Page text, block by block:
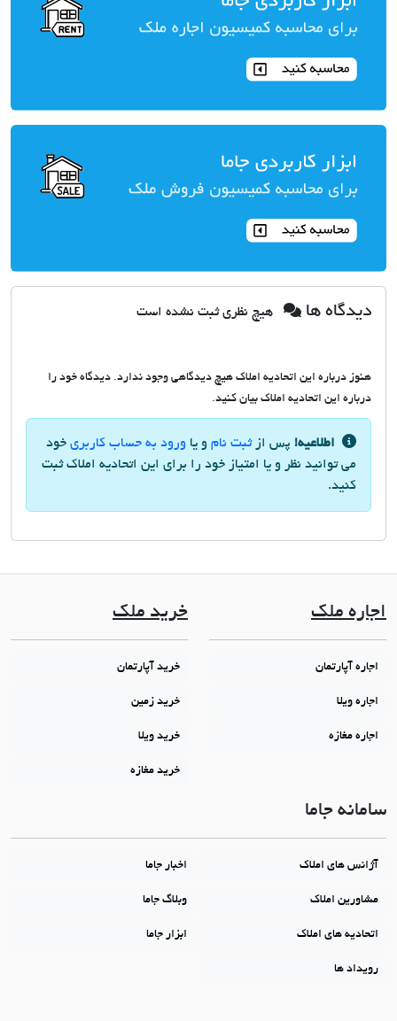
دیدگاه ها هیچ نظری ثبت نشده است
هنوز درباره این اتحادیه املاک هیچ دیدگاهی وجود ندارد. دیدگاه خود را
درباره این اتحادیه املاک بیان کنید.
اطلاعیه! پس ازثبت نام و یا ورود به حساب کاربری خود
می توانید نظر و یا امتیاز خود را برای این اتحادیه املاک ثبت
کنید.
اجاره ملک
اجاره آپارتمان
اجاره ویلا
اجاره مغازه
خرید ملک
خرید آپارتمان
خرید زمین
خرید ویلا
خرید مغازه
سامانه جاما
آژانس های املاک اخبار جاما
مشاورین املاک وبلاگ جاما
اتحادیه های املاک ابزار جاما
رویداد ها